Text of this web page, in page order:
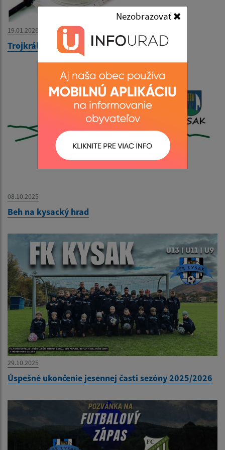
Nezobrazovať
19.01.2026
Trojkráľová buzola 2026
08.10.2025
Beh na kysacký hrad
29.10.2025
Úspešné ukončenie jesennej časti sezóny 2025/2026